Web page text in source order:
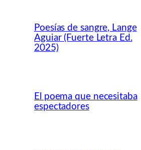
Poesías de sangre, Lange
Aguiar (Fuerte Letra Ed.
2025)
El poema que necesitaba
espectadores